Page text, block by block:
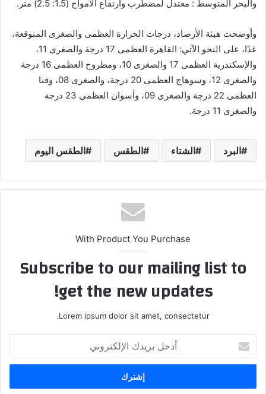
والبحر المتوسط : معتدل لمضطرب وارتفاع الأمواج (1.5: 2.5) متر.
وأوضحت هيئة الأرصاد، درجات الحرارة العظمى والصغرى المتوقعة،
غدًا، على النحو الآتي: القاهرة العظمى 17 درجة والصغرى 11،
والإسكندرية العظمى 17 والصغرى 10، ومطروح العظمى 16 درجة
والصغرى 12، وسوهاج العظمى 20 درجة، والصغرى 08، وقنا
العظمى 22 درجة والصغرى 09، وأسوان العظمى 23 درجة
والصغرى 11 درجة.
البرد الشتاء الطقس الطقس اليوم
With Product You Purchase
Subscribe to our mailing list to
get the new updates!
Lorem ipsum dolor sit amet, consectetur.
بريدك
الإلكتروني